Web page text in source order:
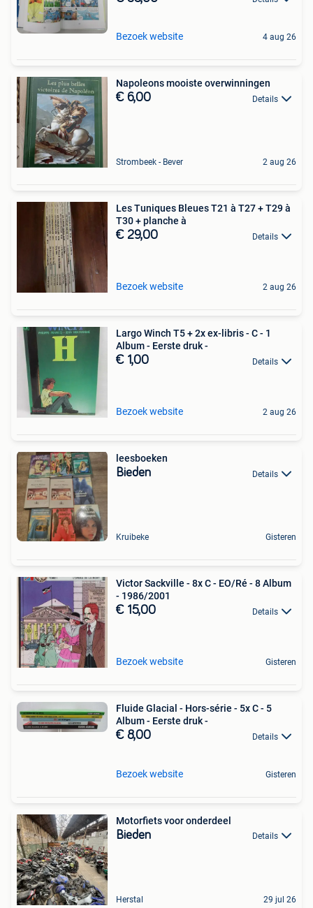
Bezoek website 4 aug 26
Napoleons mooiste overwinningen
€ 6,00 Details
Strombeek - Bever 2 aug 26
Les Tuniques Bleues T21 à T27 + T29 à
T30 + planche à
€ 29,00 Details
Bezoek website 2 aug 26
Largo Winch T5 + 2x ex-libris - C - 1
Album - Eerste druk -
€ 1,00 Details
Bezoek website 2 aug 26
leesboeken
Bieden Details
Kruibeke Gisteren
Victor Sackville - 8x C - EO/Ré - 8 Album
- 1986/2001
€ 15,00 Details
Bezoek website Gisteren
Fluide Glacial - Hors-série - 5x C - 5
Album - Eerste druk -
€ 8,00 Details
Bezoek website Gisteren
Motorfiets voor onderdeel
Bieden Details
Herstal 29 jul 26